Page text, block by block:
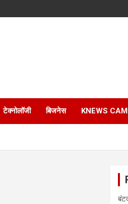
टेक्नोलॉजी बिजनेस KNEWS